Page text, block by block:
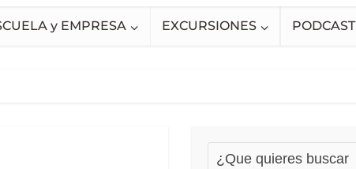
y EMPRESA EXCURSIONES PODCAST